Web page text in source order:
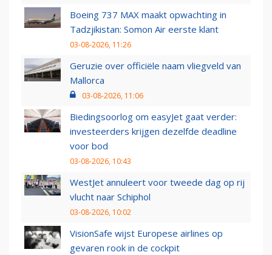
Boeing 737 MAX maakt opwachting in
Tadzjikistan: Somon Air eerste klant
03-08-2026, 11:26
Geruzie over officiële naam vliegveld van
Mallorca
03-08-2026, 11:06
Biedingsoorlog om easyJet gaat verder:
investeerders krijgen dezelfde deadline
voor bod
03-08-2026, 10:43
WestJet annuleert voor tweede dag op rij
vlucht naar Schiphol
03-08-2026, 10:02
VisionSafe wijst Europese airlines op
gevaren rook in de cockpit